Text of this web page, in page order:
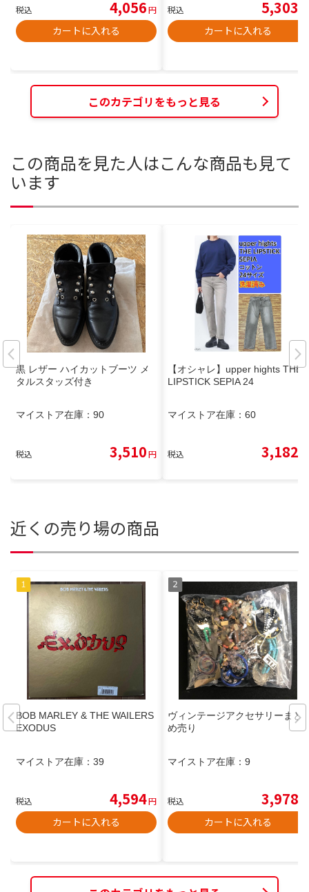
税込 4,056円
カートに入れる
税込 5,303
カートに入れる
このカテゴリをもっと見る
この商品を見た人はこんな商品も見て
います
黒 レザー ハイカットブーツ メ
タルスタッズ付き
マイストア在庫： 90
税込 3,510円
【オシャレ】upper hights THE
LIPSTICK SEPIA 24
マイストア在庫： 60
税込 3,182
近くの売り場の商品
BOB MARLEY & THE WAILERS
EXODUS
マイストア在庫： 39
税込 4,594円
カートに入れる
ヴィンテージアクセサリーまと
め売り
マイストア在庫： 9
税込 3,978
カートに入れる